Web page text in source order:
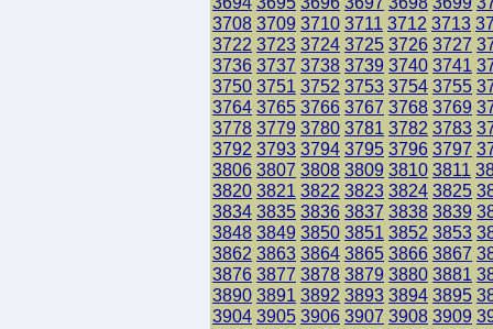
3708 3709 3710 3711 3712 3713
3722 3723 3724 3725 3726 3727
3736 3737 3738 3739 3740 3741
3750 3751 3752 3753 3754 3755
3764 3765 3766 3767 3768 3769
3778 3779 3780 3781 3782 3783
3792 3793 3794 3795 3796 3797
3806 3807 3808 3809 3810 3811
3820 3821 3822 3823 3824 3825
3834 3835 3836 3837 3838 3839
3848 3849 3850 3851 3852 3853
3862 3863 3864 3865 3866 3867
3876 3877 3878 3879 3880 3881
3890 3891 3892 3893 3894 3895
3904 3905 3906 3907 3908 3909